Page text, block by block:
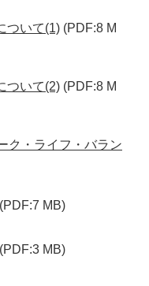
ついて(1) (PDF:8 M
ついて(2) (PDF:8 M
ク・ライフ・バラン
(PDF:7 MB)
(PDF:3 MB)